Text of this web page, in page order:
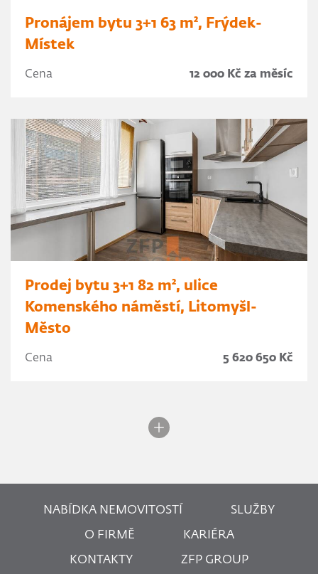
Pronájem bytu 3+1 63 m², Frýdek-
Místek
Cena 12 000 Kč za měsíc
Prodej bytu 3+1 82 m², ulice
Komenského náměstí, Litomyšl-
Město
Cena 5 620 650 Kč
NABÍDKA NEMOVITOSTÍ SLUŽBY
O FIRMĚ KARIÉRA
KONTAKTY ZFP GROUP